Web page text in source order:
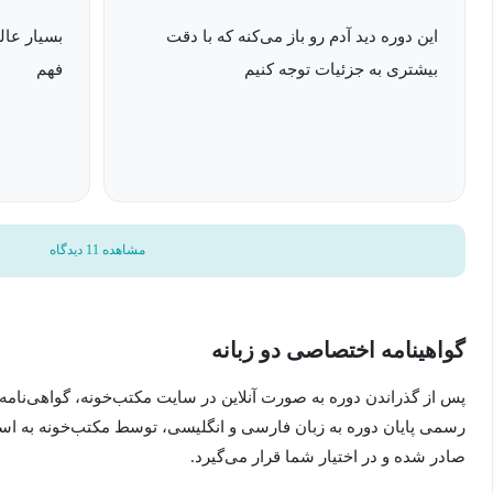
تحلیل‌گر حرفه‌ای جدا می‌کند.
جمع‌آوری، تحلیل و تصمیم‌سازی بر اساس داده؛ مهارتی که امروز یکی
این دوره دید آدم رو باز می‌کنه که با دقت
بیشتری به جزئیات توجه کنیم
بسیار
فهم
مشاهده 11 دیدگاه
گواهینامه اختصاصی دو زبانه
پس از گذراندن دوره به صورت آنلاین در سایت مکتب‌خونه، گواهی‌نامه
رسمی پایان دوره به زبان فارسی و انگلیسی، توسط مکتب‌خونه به
صادر شده و در اختیار شما قرار می‌گیرد.